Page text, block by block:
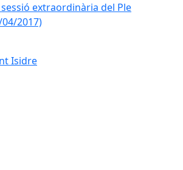
extraordinària del Ple
2017)
Isidre